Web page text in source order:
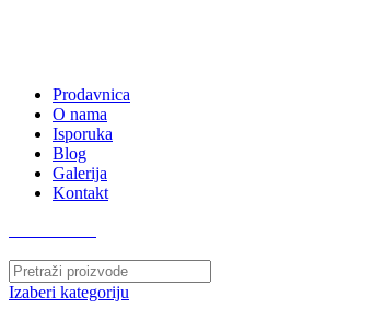
Prodavnica
O nama
Isporuka
Blog
Galerija
Kontakt
Izaberi kategoriju